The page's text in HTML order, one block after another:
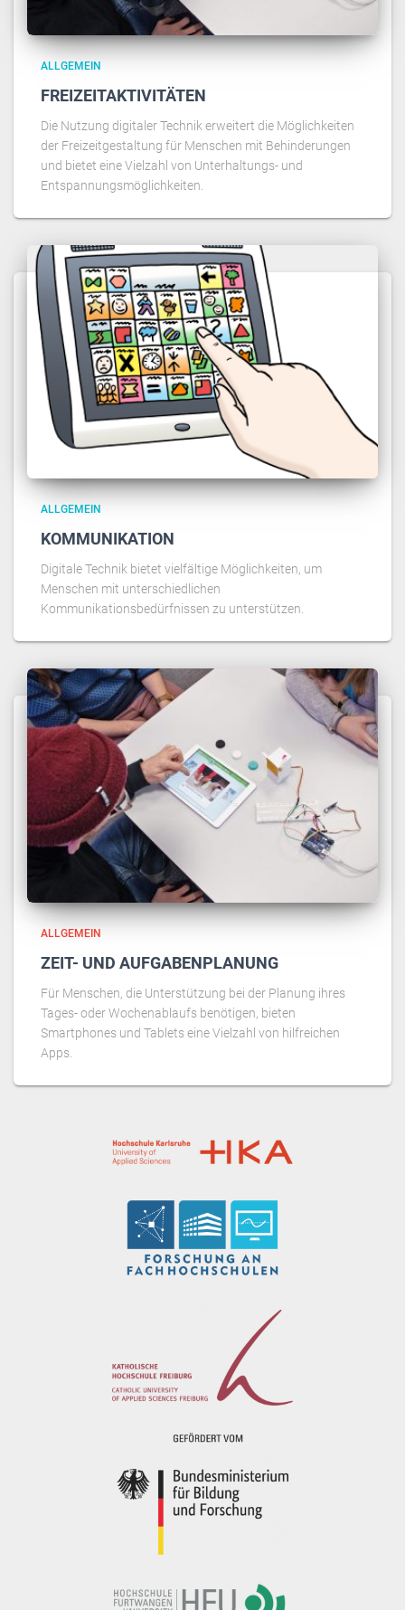
ALLGEMEIN
FREIZEITAKTIVITÄTEN
Die Nutzung digitaler Technik erweitert die Möglichkeiten
der Freizeitgestaltung für Menschen mit Behinderungen
und bietet eine Vielzahl von Unterhaltungs- und
Entspannungsmöglichkeiten.
ALLGEMEIN
KOMMUNIKATION
Digitale Technik bietet vielfältige Möglichkeiten, um
Menschen mit unterschiedlichen
Kommunikationsbedürfnissen zu unterstützen.
ALLGEMEIN
ZEIT- UND AUFGABENPLANUNG
Für Menschen, die Unterstützung bei der Planung ihres
Tages- oder Wochenablaufs benötigen, bieten
Smartphones und Tablets eine Vielzahl von hilfreichen
Apps.